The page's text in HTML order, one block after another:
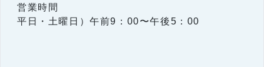
する情報（これらの情報に変更が生じた場合、変更後
の情報を含む。以下同じ）。
0133-66-3321
営業時間
平日・土曜日）午前9：00〜午後5：00